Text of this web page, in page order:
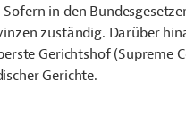
Sofern in den
zuständig. Darüber
Gerichtshof (Supreme
Gerichte.